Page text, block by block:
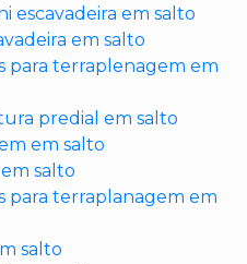
escavadeira em salto
em salto
para terraplenagem em
predial em salto
em salto
salto
para terraplanagem em
salto